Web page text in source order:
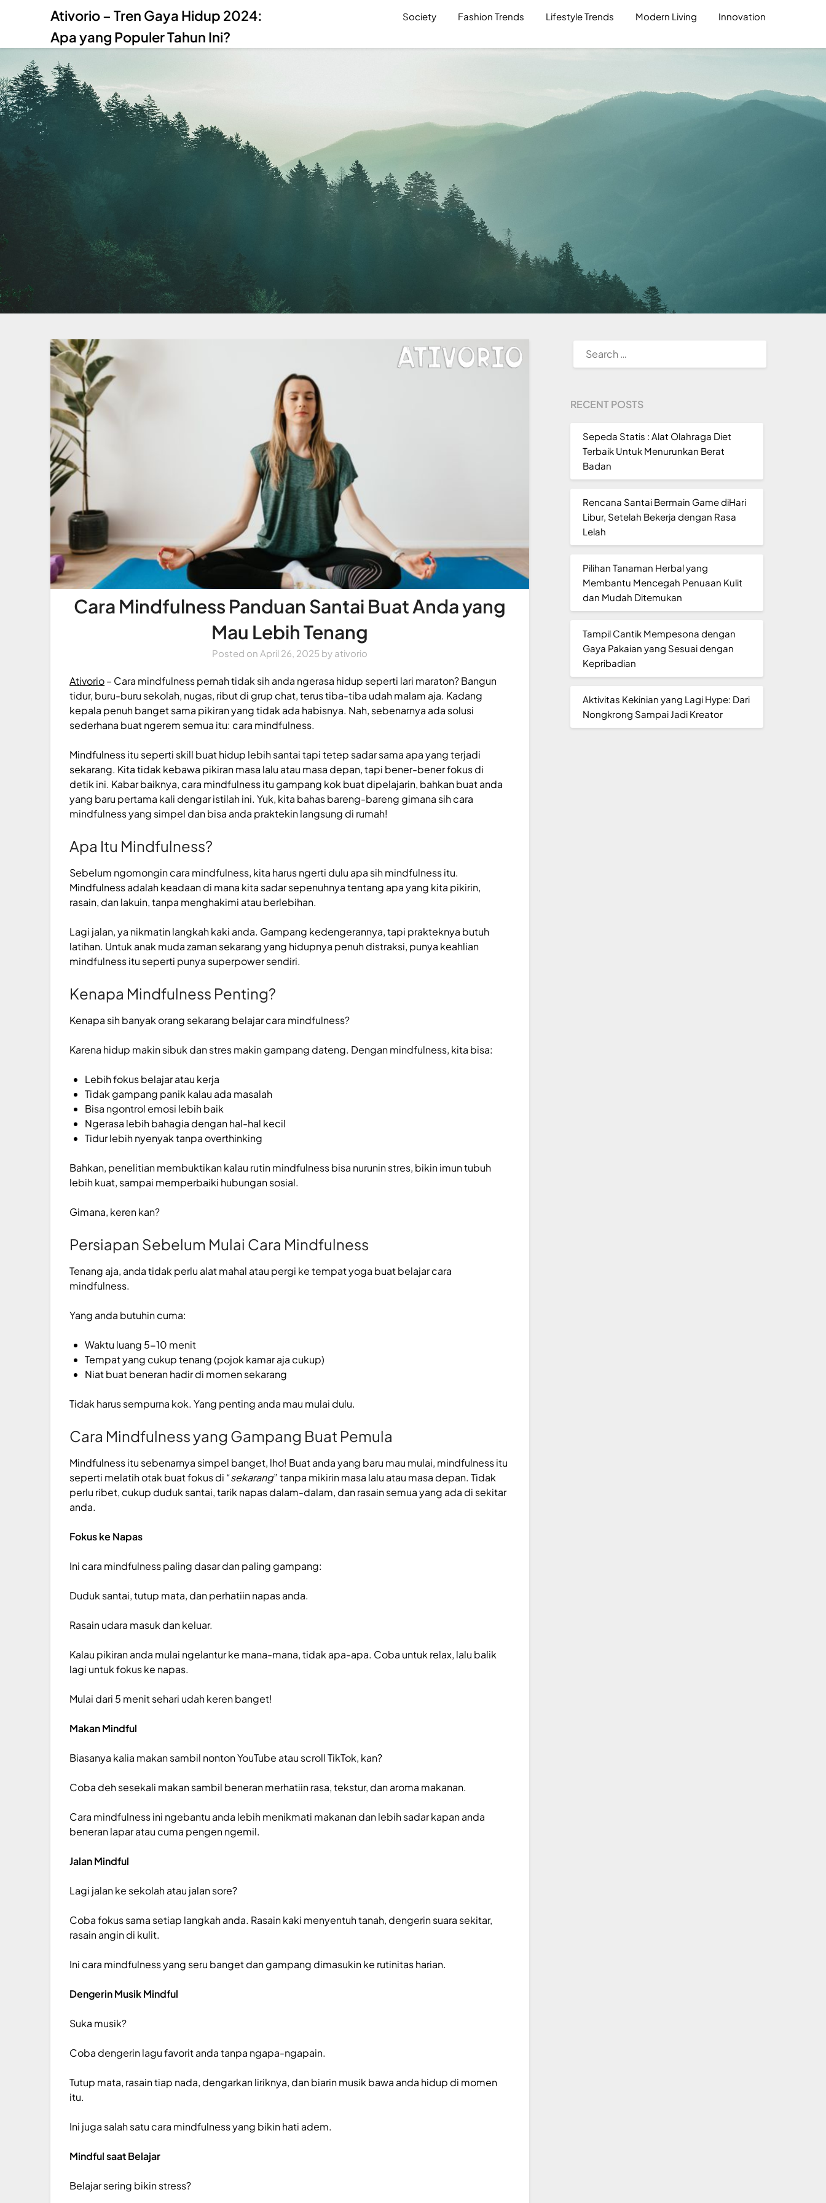
Ativorio – Tren Gaya Hidup 2024:
Apa yang Populer Tahun Ini?
Society Fashion Trends Lifestyle Trends Modern Living Innovation
Cara Mindfulness Panduan Santai Buat Anda yang
Mau Lebih Tenang
Posted on April 26, 2025 by ativorio
Ativorio– Cara mindfulness pernah tidak sih anda ngerasa hidup seperti lari maraton? Bangun
tidur, buru-buru sekolah, nugas, ribut di grup chat, terus tiba-tiba udah malam aja. Kadang
kepala penuh banget sama pikiran yang tidak ada habisnya. Nah, sebenarnya ada solusi
sederhana buat ngerem semua itu: cara mindfulness.
Mindfulness itu seperti skill buat hidup lebih santai tapi tetep sadar sama apa yang terjadi
sekarang. Kita tidak kebawa pikiran masa lalu atau masa depan, tapi bener-bener fokus di
detik ini. Kabar baiknya, cara mindfulness itu gampang kok buat dipelajarin, bahkan buat anda
yang baru pertama kali dengar istilah ini.Yuk, kita bahas bareng-bareng gimana sih cara
mindfulness yang simpel dan bisa anda praktekin langsung di rumah!
Apa Itu Mindfulness?
Sebelum ngomongincara mindfulness, kita harusngerti dulu apa sih mindfulness itu.
Mindfulness adalah keadaan di mana kita sadar sepenuhnya tentang apa yang kita pikirin,
rasain, dan lakuin, tanpa menghakimi atau berlebihan.
Lagi jalan, ya nikmatin langkah kaki anda. Gampang kedengerannya, tapi prakteknya butuh
latihan. Untuk anak muda zaman sekarang yang hidupnya penuh distraksi, punya keahlian
mindfulness itu seperti punya superpower sendiri.
Kenapa Mindfulness Penting?
Kenapa sih banyak orang sekarang belajar cara mindfulness?
Karena hidup makin sibuk dan stres makin gampang dateng. Dengan mindfulness, kita bisa:
Lebih fokus belajar atau kerja
Tidak gampang panik kalau ada masalah
Bisa ngontrol emosi lebih baik
Ngerasa lebih bahagia dengan hal-hal kecil
Tidur lebih nyenyak tanpa overthinking
Bahkan, penelitian membuktikan kalau rutin mindfulness bisa nurunin stres, bikin imun tubuh
lebih kuat, sampai memperbaiki hubungan sosial.
Gimana, keren kan?
Persiapan Sebelum Mulai Cara Mindfulness
Tenang aja, anda tidak perlu alat mahal atau pergi ke tempat yoga buat belajar cara
mindfulness.
Yang anda butuhin cuma:
Waktu luang 5-10 menit
Tempat yang cukup tenang (pojok kamar aja cukup)
Niat buat beneran hadir di momen sekarang
Tidak harus sempurna kok. Yang penting anda mau mulai dulu.
Cara Mindfulness yang Gampang Buat Pemula
Mindfulness itu sebenarnya simpel banget, lho! Buat anda yang baru mau mulai, mindfulness itu
seperti melatih otak buat fokus di “sekarang” tanpa mikirin masa lalu atau masa depan. Tidak
perlu ribet, cukup duduk santai, tarik napas dalam-dalam, dan rasain semua yang ada di sekitar
anda.
Fokus ke Napas
Ini cara mindfulness paling dasar dan paling gampang:
Duduk santai, tutup mata, dan perhatiin napas anda.
Rasain udara masuk dan keluar.
Kalau pikiran anda mulai ngelantur ke mana-mana, tidak apa-apa. Coba untuk relax, lalu balik
lagi untuk fokus ke napas.
Mulai dari 5 menit sehari udah keren banget!
Makan Mindful
Biasanya kalia makan sambil nonton YouTube atau scroll TikTok, kan?
Coba deh sesekali makan sambil beneran merhatiin rasa, tekstur, dan aroma makanan.
Cara mindfulness ini ngebantu anda lebih menikmati makanan dan lebih sadar kapan anda
beneran lapar atau cuma pengen ngemil.
Jalan Mindful
Lagi jalan ke sekolah atau jalan sore?
Coba fokus sama setiap langkah anda. Rasain kaki menyentuh tanah, dengerin suara sekitar,
rasain angin di kulit.
Ini cara mindfulness yang seru banget dan gampang dimasukin ke rutinitas harian.
Dengerin Musik Mindful
Suka musik?
Coba dengerin lagu favorit anda tanpa ngapa-ngapain.
Tutup mata, rasain tiap nada, dengarkan liriknya, dan biarin musik bawa anda hidup di momen
itu.
Ini juga salah satu cara mindfulness yang bikin hati adem.
Mindful saat Belajar
Belajar sering bikin stress?
FOR:
RECENT POSTS
Sepeda Statis : Alat Olahraga Diet
Terbaik Untuk Menurunkan Berat
Badan
Rencana Santai Bermain Game diHari
Libur, Setelah Bekerja dengan Rasa
Lelah
Pilihan Tanaman Herbal yang
Membantu Mencegah Penuaan Kulit
dan Mudah Ditemukan
Tampil Cantik Mempesona dengan
Gaya Pakaian yang Sesuai dengan
Kepribadian
Aktivitas Kekinian yang Lagi Hype: Dari
Nongkrong Sampai Jadi Kreator